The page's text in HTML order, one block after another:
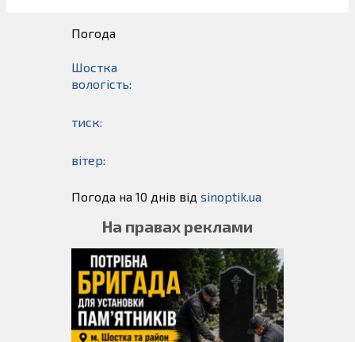
Погода
Шостка
вологість:
тиск:
вітер:
Погода на 10 днів від sinoptik.ua
На правах реклами